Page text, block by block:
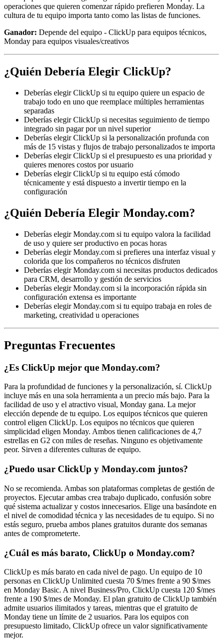
operaciones que quieren comenzar rápido prefieren Monday. La
cultura de tu equipo importa tanto como las listas de funciones.
Ganador: Depende del equipo - ClickUp para equipos técnicos,
Monday para equipos visuales/creativos
¿Quién Debería Elegir ClickUp?
Deberías elegir ClickUp si tu equipo quiere un espacio de
trabajo todo en uno que reemplace múltiples herramientas
separadas
Deberías elegir ClickUp si necesitas seguimiento de tiempo
integrado sin pagar por un nivel superior
Deberías elegir ClickUp si la personalización profunda con
más de 15 vistas y flujos de trabajo personalizados te importa
Deberías elegir ClickUp si el presupuesto es una prioridad y
quieres menores costos por usuario
Deberías elegir ClickUp si tu equipo está cómodo
técnicamente y está dispuesto a invertir tiempo en la
configuración
¿Quién Debería Elegir Monday.com?
Deberías elegir Monday.com si tu equipo valora la facilidad
de uso y quiere ser productivo en pocas horas
Deberías elegir Monday.com si prefieres una interfaz visual y
colorida que los compañeros no técnicos disfruten
Deberías elegir Monday.com si necesitas productos dedicados
para CRM, desarrollo y gestión de servicios
Deberías elegir Monday.com si la incorporación rápida sin
configuración extensa es importante
Deberías elegir Monday.com si tu equipo trabaja en roles de
marketing, creatividad u operaciones
Preguntas Frecuentes
¿Es ClickUp mejor que Monday.com?
Para la profundidad de funciones y la personalización, sí. ClickUp
incluye más en una sola herramienta a un precio más bajo. Para la
facilidad de uso y el atractivo visual, Monday gana. La mejor
elección depende de tu equipo. Los equipos técnicos que quieren
control eligen ClickUp. Los equipos no técnicos que quieren
simplicidad eligen Monday. Ambos tienen calificaciones de 4,7
estrellas en G2 con miles de reseñas. Ninguno es objetivamente
peor. Sirven a diferentes culturas de equipo.
¿Puedo usar ClickUp y Monday.com juntos?
No se recomienda. Ambas son plataformas completas de gestión de
proyectos. Ejecutar ambas crea trabajo duplicado, confusión sobre
qué sistema actualizar y costos innecesarios. Elige una basándote en
el nivel de comodidad técnica y las necesidades de tu equipo. Si no
estás seguro, prueba ambos planes gratuitos durante dos semanas
antes de comprometerte.
¿Cuál es más barato, ClickUp o Monday.com?
ClickUp es más barato en cada nivel de pago. Un equipo de 10
personas en ClickUp Unlimited cuesta 70 $/mes frente a 90 $/mes
en Monday Basic. A nivel Business/Pro, ClickUp cuesta 120 $/mes
frente a 190 $/mes de Monday. El plan gratuito de ClickUp también
admite usuarios ilimitados y tareas, mientras que el gratuito de
Monday tiene un límite de 2 usuarios. Para los equipos con
presupuesto limitado, ClickUp ofrece un valor significativamente
mejor.